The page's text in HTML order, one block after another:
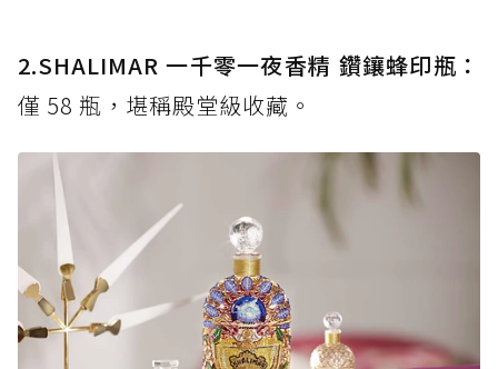
2.SHALIMAR 一千零一夜香精 鑽鑲蜂印瓶：
僅 58 瓶，堪稱殿堂級收藏。